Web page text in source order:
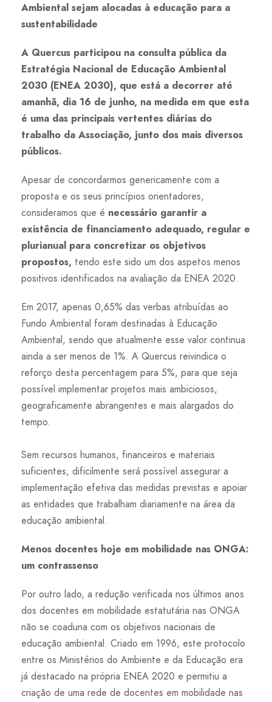
Ambiental sejam alocadas à educação para a
sustentabilidade
A Quercus participou na consulta pública da
Estratégia Nacional de Educação Ambiental
2030 (ENEA 2030), que está a decorrer até
amanhã, dia 16 de junho, na medida em que esta
é uma das principais vertentes diárias do
trabalho da Associação, junto dos mais diversos
públicos.
Apesar de concordarmos genericamente com a
proposta e os seus princípios orientadores,
consideramos que é necessário garantir a
existência de financiamento adequado, regular e
plurianual para concretizar os objetivos
propostos, tendo este sido um dos aspetos menos
positivos identificados na avaliação da ENEA 2020.
Em 2017, apenas 0,65% das verbas atribuídas ao
Fundo Ambiental foram destinadas à Educação
Ambiental, sendo que atualmente esse valor continua
ainda a ser menos de 1%. A Quercus reivindica o
reforço desta percentagem para 5%, para que seja
possível implementar projetos mais ambiciosos,
geograficamente abrangentes e mais alargados do
tempo.
Sem recursos humanos, financeiros e materiais
suficientes, dificilmente será possível assegurar a
implementação efetiva das medidas previstas e apoiar
as entidades que trabalham diariamente na área da
educação ambiental.
Menos docentes hoje em mobilidade nas ONGA:
um contrassenso
Por outro lado, a redução verificada nos últimos anos
dos docentes em mobilidade estatutária nas ONGA
não se coaduna com os objetivos nacionais de
educação ambiental. Criado em 1996, este protocolo
entre os Ministérios do Ambiente e da Educação era
já destacado na própria ENEA 2020 e permitiu a
criação de uma rede de docentes em mobilidade nas